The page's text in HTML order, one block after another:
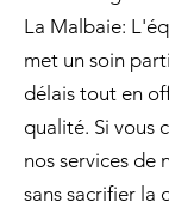
La Malbaie:
met un soin
délais tout en
qualité. Si vous
nos services de
sans sacrifier la